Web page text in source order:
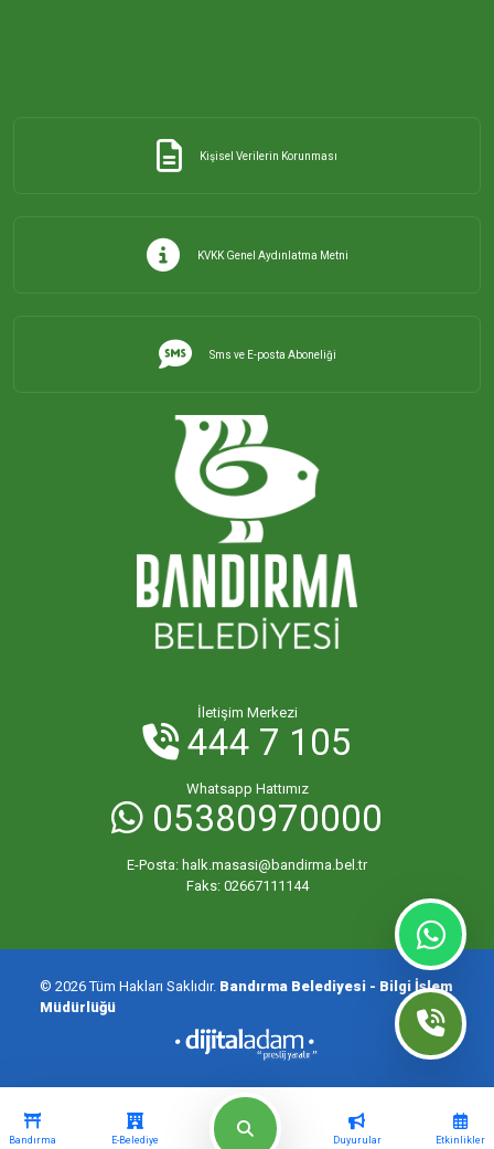
Bandırma E-Belediye Duyurular Etkinlikler
Kişisel Verilerin Korunması
KVKK Genel Aydınlatma Metni
Sms ve E-posta Aboneliği
İletişim Merkezi
444 7 105
Whatsapp Hattımız
05380970000
E-Posta: halk.masasi@bandirma.bel.tr
Faks: 02667111144
© 2026 Tüm Hakları Saklıdır. Bandırma Belediyesi - Bilgi İşlem
Müdürlüğü